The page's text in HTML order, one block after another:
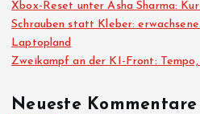
Xbox-Reset unter Asha Sharma:
Schrauben statt Kleber:
Laptopland
Zweikampf an der KI-Front:
Neueste Kommentare